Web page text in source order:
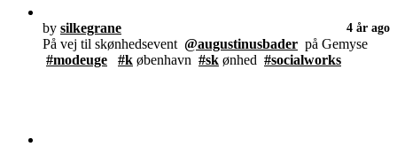
by silkegrane 4 år ago
På vej til skønhedsevent @augustinusbader på Gemyse
#modeuge
#k øbenhavn #sk ønhed #socialworks